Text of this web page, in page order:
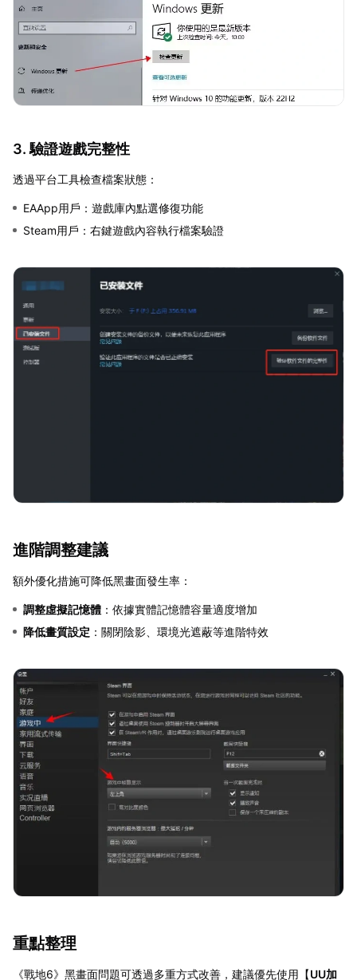
3. 驗證遊戲完整性
透過平台工具檢查檔案狀態：
EAApp用戶：遊戲庫內點選修復功能
Steam用戶：右鍵遊戲內容執行檔案驗證
進階調整建議
額外優化措施可降低黑畫面發生率：
調整虛擬記憶體 ：依據實體記憶體容量適度增加
降低畫質設定 ：關閉陰影、環境光遮蔽等進階特效
重點整理
《戰地6》黑畫面問題可透過多重方式改善，建議優先使用【UU加